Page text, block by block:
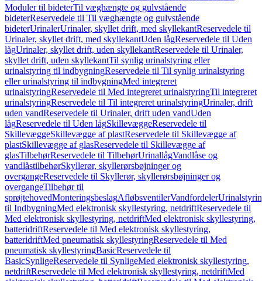
Moduler til bideterTil væghængte og gulvstående
bideterReservedele til Til væghængte og gulvstående
bideterUrinalerUrinaler, skyllet drift, med skyllekantReservedele til
Urinaler, skyllet drift, med skyllekantUden lågReservedele til Uden
lågUrinaler, skyllet drift, uden skyllekantReservedele til Urinaler,
skyllet drift, uden skyllekantTil synlig urinalstyring eller
urinalstyring til indbygningReservedele til Til synlig urinalstyring
eller urinalstyring til indbygningMed integreret
urinalstyringReservedele til Med integreret urinalstyringTil integreret
urinalstyringReservedele til Til integreret urinalstyringUrinaler, drift
uden vandReservedele til Urinaler, drift uden vandUden
lågReservedele til Uden lågSkillevæggeReservedele til
SkillevæggeSkillevægge af plastReservedele til Skillevægge af
plastSkillevægge af glasReservedele til Skillevægge af
glasTilbehørReservedele til TilbehørUrinallågVandlåse og
vandlåstilbehørSkyllerør, skyllerørsbøjninger og
overgangeReservedele til Skyllerør, skyllerørsbøjninger og
overgangeTilbehør til
sprøjtehovedMonteringsbeslagAfløbsventilerVandfordeler
til IndbygningMed elektronisk skyllestyring, netdriftReservedele til
Med elektronisk skyllestyring, netdriftMed elektronisk skyllestyring,
batteridriftReservedele til Med elektronisk skyllestyring,
batteridriftMed pneumatisk skyllestyringReservedele til Med
pneumatisk skyllestyringBasicReservedele til
BasicSynligeReservedele til SynligeMed elektronisk skyllestyring,
netdriftReservedele til Med elektronisk skyllestyring, netdriftMed